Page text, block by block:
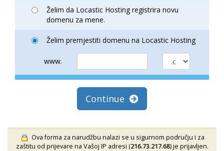
Želim da Locastic Hosting registrira novu
domenu za mene.
Želim premjestiti domenu na Locastic Hosting
www.
Continue
Ova forma za narudžbu nalazi se u sigurnom području i za
zaštitu od prijevare na Vašoj IP adresi (216.73.217.68) je prijavljen.